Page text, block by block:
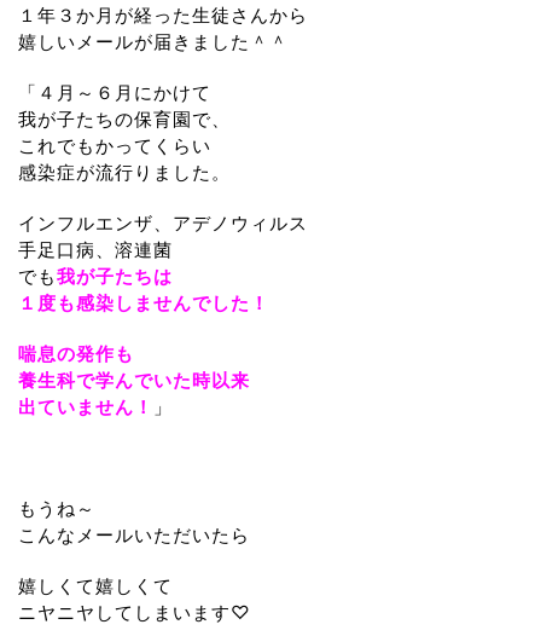
１年３か月が経った生徒さんから
嬉しいメールが届きました＾＾
「４月～６月にかけて
我が子たちの保育園で、
これでもかってくらい
感染症が流行りました。
インフルエンザ、アデノウィルス
手足口病、溶連菌
でも我が子たちは
１度も感染しませんでした！
喘息の発作も
養生科で学んでいた時以来
出ていません！
」
もうね～
こんなメールいただいたら
嬉しくて嬉しくて
ニヤニヤしてしまいます♡